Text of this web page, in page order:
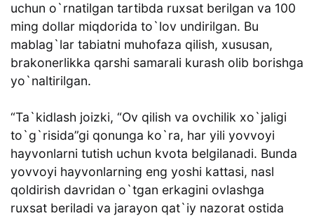
uchun o`rnatilgan tartibda ruxsat berilgan va 100
ming dollar miqdorida to`lov undirilgan. Bu
mablag`lar tabiatni muhofaza qilish, xususan,
brakonerlikka qarshi samarali kurash olib borishga
yo`naltirilgan.
“Ta`kidlash joizki, “Ov qilish va ovchilik xo`jaligi
to`g`risida”gi qonunga ko`ra, har yili yovvoyi
hayvonlarni tutish uchun kvota belgilanadi. Bunda
yovvoyi hayvonlarning eng yoshi kattasi, nasl
qoldirish davridan o`tgan erkagini ovlashga
ruxsat beriladi va jarayon qat`iy nazorat ostida